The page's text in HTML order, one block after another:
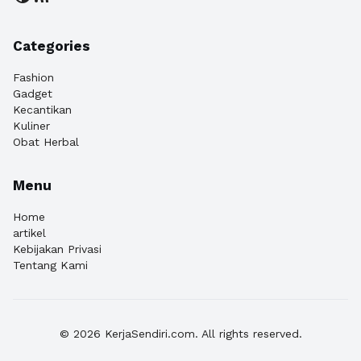
Categories
Fashion
Gadget
Kecantikan
Kuliner
Obat Herbal
Menu
Home
artikel
Kebijakan Privasi
Tentang Kami
© 2026 KerjaSendiri.com. All rights reserved.